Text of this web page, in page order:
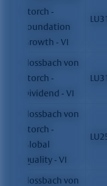
Storch -
Foundation
Growth - VI
Flossbach von
Storch -
Dividend - VI
Flossbach von
Storch -
Global
Quality - VI
Flossbach von